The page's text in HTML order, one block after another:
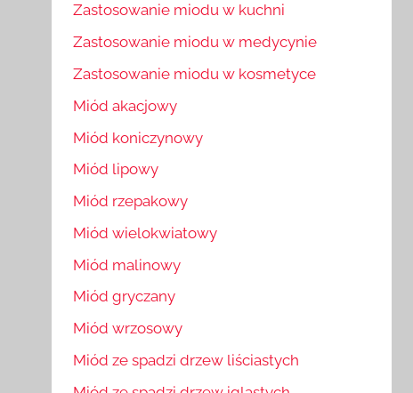
Zastosowanie miodu w kuchni
Zastosowanie miodu w medycynie
Zastosowanie miodu w kosmetyce
Miód akacjowy
Miód koniczynowy
Miód lipowy
Miód rzepakowy
Miód wielokwiatowy
Miód malinowy
Miód gryczany
Miód wrzosowy
Miód ze spadzi drzew liściastych